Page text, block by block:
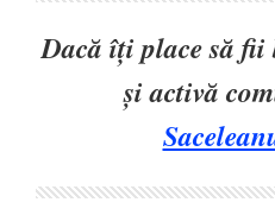
Dacă îți place să fii
și activă